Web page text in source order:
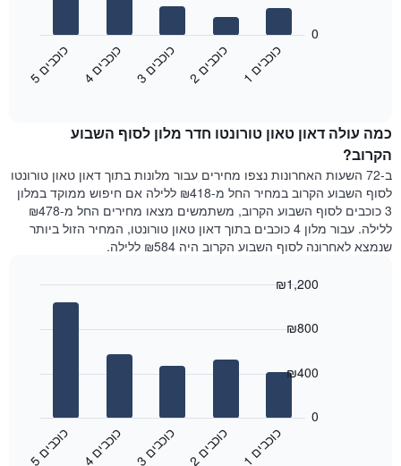
Y
המציג
את
מחיר
הממוצע
של
חדר
חדר
הלילה
היום
בימים
האחרונים
השלושה,
מקובץ
1כו
כ
ב
ים 2כו
כ
ב
ים 3כו
כ
ב
ים 4כו
כ
ב
ים 5כו
כ
ב
ים
0
כמה עולה דאון טאון טורונטו חדר מלון לסוף השבוע
הקרוב?
ב-72 השעות האחרונות נצפו מחירים עבור מלונות בתוך דאון טאון טורונטו
לסוף השבוע הקרוב במחיר החל מ-₪418 ללילה אם חיפוש ממוקד במלון
3 כוכבים לסוף השבוע הקרוב, משתמשים מצאו מחירים החל מ-₪478
ללילה. עבור מלון 4 כוכבים בתוך דאון טאון טורונטו, המחיר הזול ביותר
שנמצא לאחרונה לסוף השבוע הקרוב היה ₪584 ללילה.
1כו
כ
ב
ים 2כו
כ
ב
ים 3כו
כ
ב
ים 4כו
כ
ב
ים 5כו
כ
ב
ים
0
₪400
₪800
₪1,200